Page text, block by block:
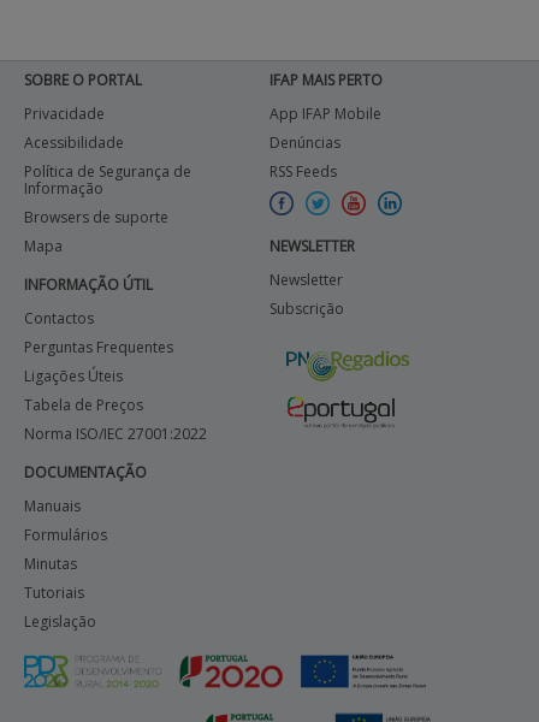
SOBRE O PORTAL
Privacidade
Acessibilidade
Política de Segurança de
Informação
Browsers de suporte
Mapa
INFORMAÇÃO ÚTIL
Contactos
Perguntas Frequentes
Ligações Úteis
Tabela de Preços
Norma ISO/IEC 27001:2022
DOCUMENTAÇÃO
Manuais
Formulários
Minutas
Tutoriais
Legislação
IFAP MAIS PERTO
App IFAP Mobile
Denúncias
RSS Feeds
NEWSLETTER
Newsletter
Subscrição